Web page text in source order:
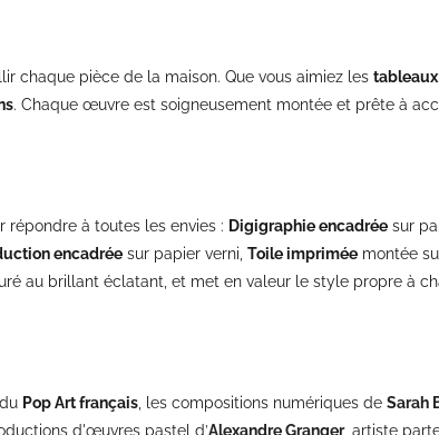
chaque pièce de la maison. Que vous aimiez les
. Chaque œuvre est soigneusement montée et prête à
répondre à toutes les envies : Digigraphie encadrée sur
encadrée sur papier verni,Toile imprimée montée
au brillant éclatant, et met en valeur le style propre à
Pop Art français, les compositions numériques deSarah
d'œuvres pastel d’Alexandre Granger, artiste